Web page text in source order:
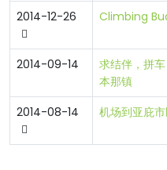
2014-12-26 Climbing
2014-09-14
求结伴，拼
本那镇
2014-08-14 机场到亚庇